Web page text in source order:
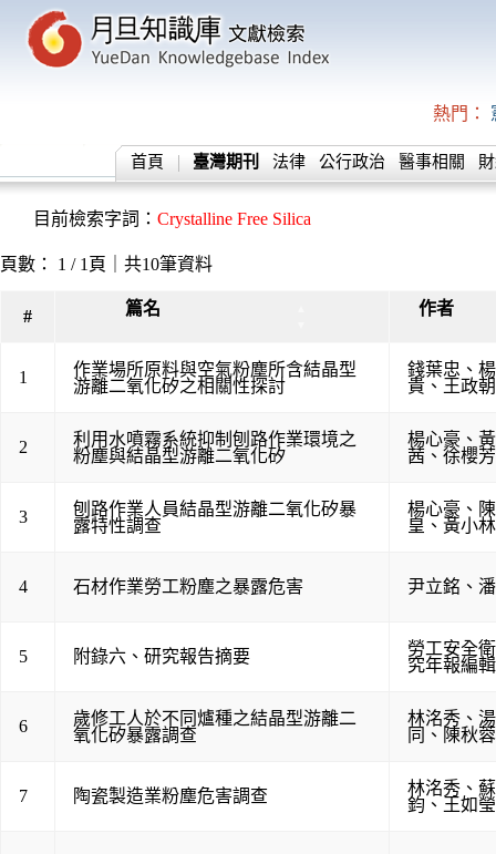
熱門：
首頁 臺灣期刊 法律 公行政治 醫事相關
目前檢索字詞： Crystalline Free Silica
頁數： 1 / 1頁｜共10筆資料
# 篇名 作者
1
作業場所原料與空氣粉塵所含結晶型
游離二氧化矽之相關性探討
錢葉忠 、
貴 、 王政朝
2
利用水噴霧系統抑制刨路作業環境之
粉塵與結晶型游離二氧化矽
楊心豪 、
茜 、 徐櫻芳
3
刨路作業人員結晶型游離二氧化矽暴
露特性調查
楊心豪 、
皇 、 黃小林
4 石材作業勞工粉塵之暴露危害 尹立銘 、
5 附錄六、研究報告摘要
勞工安全
究年報編
6
歲修工人於不同爐種之結晶型游離二
氧化矽暴露調查
林洺秀 、
同 、 陳秋蓉
7 陶瓷製造業粉塵危害調查 林洺秀 、
鈞 、 王如瑩